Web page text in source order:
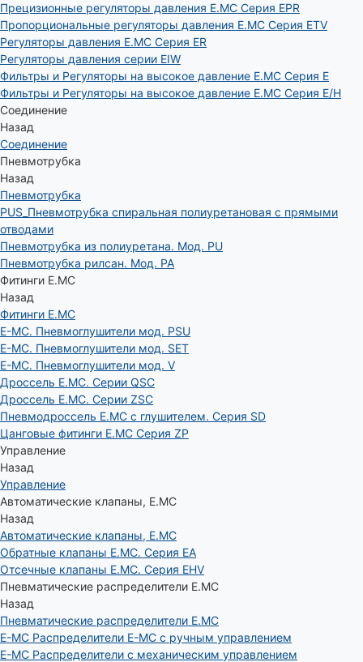
Прецизионные регуляторы давления E.MC Серия EPR
Пропорциональные регуляторы давления E.MC Серия ETV
Регуляторы давления E.MC Серия ER
Регуляторы давления серии EIW
Фильтры и Регуляторы на высокое давление E.MC Серия E
Фильтры и Регуляторы на высокое давление E.MC Серия E/H
Соединение
Назад
Соединение
Пневмотрубка
Назад
Пневмотрубка
PUS_Пневмотрубка спиральная полиуретановая с прямыми
отводами
Пневмотрубка из полиуретана. Мод. РU
Пневмотрубка рилсан. Мод. PA
Фитинги E.MC
Назад
Фитинги E.MC
E-MC. Пневмоглушители мод. PSU
E-MC. Пневмоглушители мод. SET
E-MC. Пневмоглушители мод. V
Дроссель E.MC. Серии QSC
Дроссель E.MC. Серии ZSC
Пневмодроссель E.MC с глушителем. Серия SD
Цанговые фитинги E.MC Серия ZP
Управление
Назад
Управление
Автоматические клапаны, Е.МС
Назад
Автоматические клапаны, Е.МС
Обратные клапаны E.MC. Серия EA
Отсечные клапаны E.MC. Серия EHV
Пневматические распределители E.MC
Назад
Пневматические распределители E.MC
E-MC Распределители E-MC с ручным управлением
E-MC Распределители с механическим управлением